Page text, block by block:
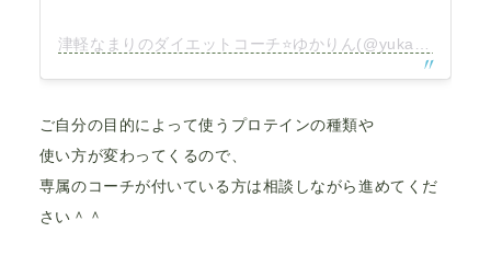
ご自分の目的によって使うプロテインの種類や
使い方が変わってくるので、
専属のコーチが付いている方は相談しながら進めてくだ
さい＾＾